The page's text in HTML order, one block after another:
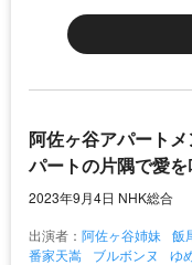
阿佐ヶ谷アパート
パートの片隅で愛を
2023年9月4日 NHK総合
出演者： 阿佐ヶ谷姉妹 飯
番家天嵩
ブルボンヌ ゆ